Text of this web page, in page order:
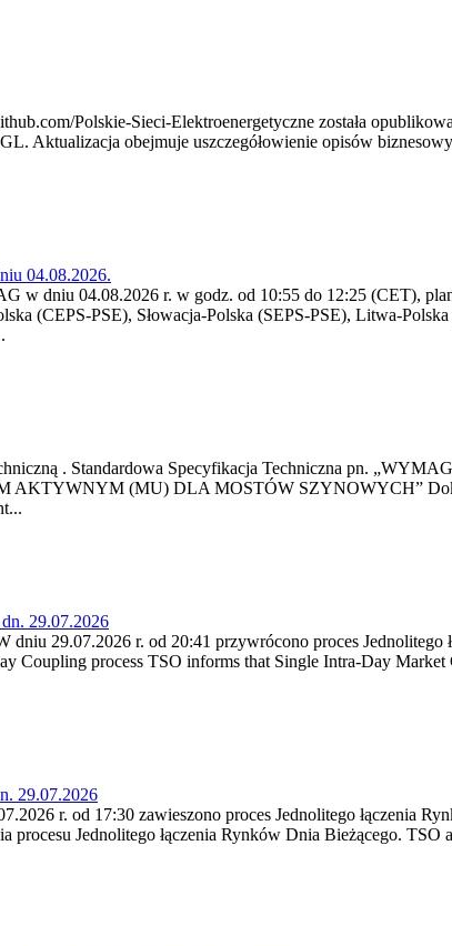
Polskie-Sieci-Elektroenergetyczne została
Aktualizacja obejmuje uszczegółowienie opisów
04.08.2026.
w dniu 04.08.2026 r. w godz. od 10:55 do 12:25 (CET),
(CEPS-PSE), Słowacja-Polska (SEPS-PSE), Litwa-
. Standardowa Specyfikacja Techniczna pn.
(MU) DLA MOSTÓW SZYNOWYCH”
29.07.2026
29.07.2026 r. od 20:41 przywrócono proces Jednolitego
Coupling process TSO informs that Single Intra-Day
29.07.2026
r. od 17:30 zawieszono proces Jednolitego łączenia
Jednolitego łączenia Rynków Dnia Bieżącego. TSO